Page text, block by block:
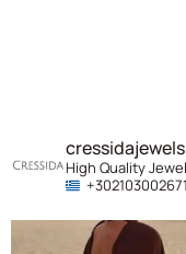
cressidajewels
High Quality
+302103002671